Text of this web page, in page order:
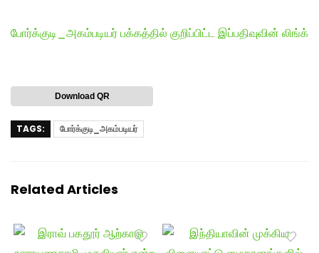
போர்க்குடி_அகம்படியர் பக்கத்தில் குறிப்பிட்ட இப்பதிவுவின் லிங்க்
Download QR
TAGS: போர்க்குடி_அகம்படியர்
Related Articles